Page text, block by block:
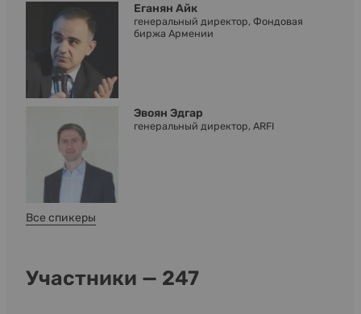
Еганян Айк
генеральный директор, Фондовая
биржа Армении
Эвоян Эдгар
генеральный директор, ARFI
Все спикеры
Участники — 247